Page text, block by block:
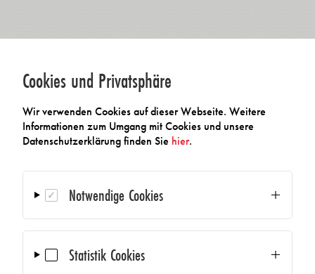
Cookies und Privatsphäre
Wir verwenden Cookies auf dieser Webseite. Weitere
Informationen zum Umgang mit Cookies und unsere
Datenschutzerklärung finden Sie hier.
Notwendige Cookies
Statistik Cookies